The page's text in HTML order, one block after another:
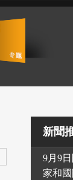
新聞
9月9
家和